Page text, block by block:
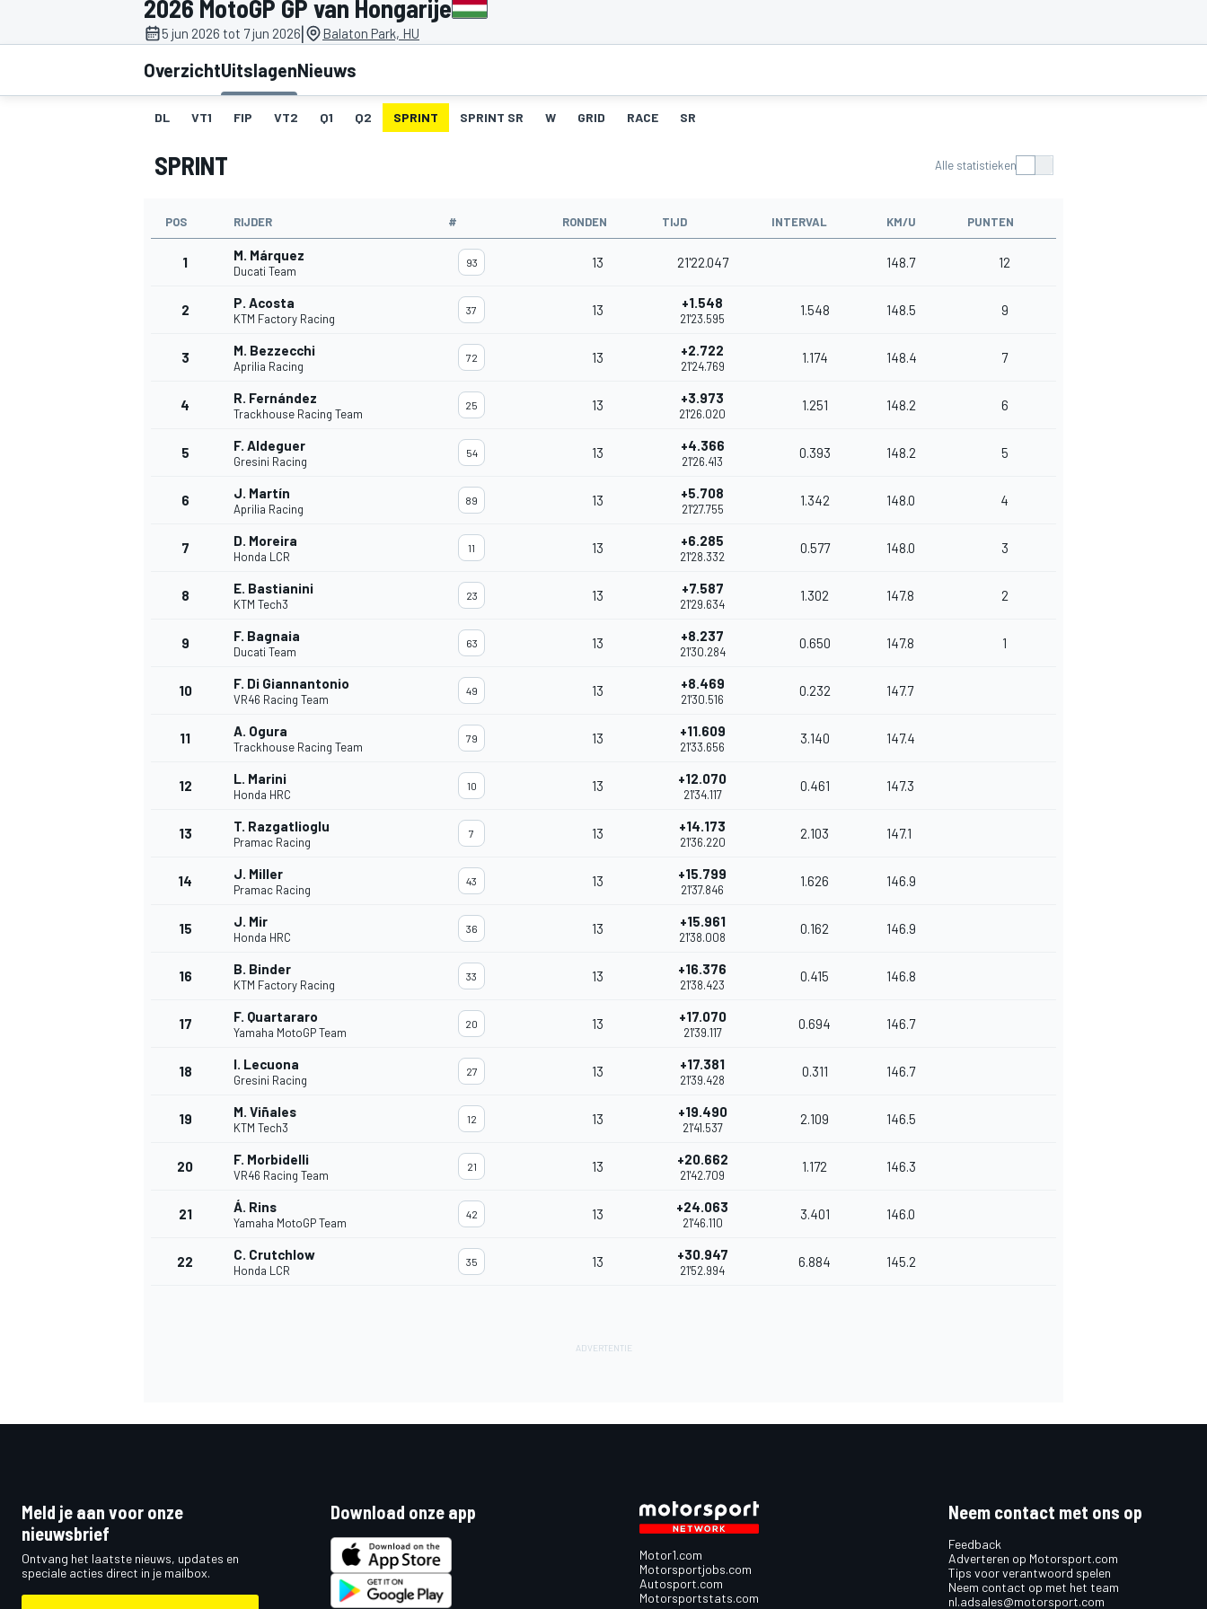
DTM
2026 MotoGP GP van Hongarije
5 jun 2026 tot 7 jun 2026| Balaton Park, HU
OverzichtUitslagenNieuws
DL VT1 FIP VT2 Q1 Q2 SPRINT SPRINT SR W GRID RACE SR
SPRINT Alle statistieken
POS RIJDER # RONDEN TIJD INTERVAL KM/U PUNTEN
1 M. Márquez
Ducati Team
93 13 21'22.047 148.7 12
2 P. Acosta
KTM Factory Racing
37 13 +1.548
21'23.595
1.548 148.5 9
3 M. Bezzecchi
Aprilia Racing
72 13 +2.722
21'24.769
1.174 148.4 7
4 R. Fernández
Trackhouse Racing Team
25 13 +3.973
21'26.020
1.251 148.2 6
5 F. Aldeguer
Gresini Racing
54 13 +4.366
21'26.413
0.393 148.2 5
6 J. Martín
Aprilia Racing
89 13 +5.708
21'27.755
1.342 148.0 4
7 D. Moreira
Honda LCR
11 13 +6.285
21'28.332
0.577 148.0 3
8 E. Bastianini
KTM Tech3
23 13 +7.587
21'29.634
1.302 147.8 2
9 F. Bagnaia
Ducati Team
63 13 +8.237
21'30.284
0.650 147.8 1
10 F. Di Giannantonio
VR46 Racing Team
49 13 +8.469
21'30.516
0.232 147.7
11 A. Ogura
Trackhouse Racing Team
79 13 +11.609
21'33.656
3.140 147.4
12 L. Marini
Honda HRC
10 13 +12.070
21'34.117
0.461 147.3
13 T. Razgatlioglu
Pramac Racing
7 13 +14.173
21'36.220
2.103 147.1
14 J. Miller
Pramac Racing
43 13 +15.799
21'37.846
1.626 146.9
15 J. Mir
Honda HRC
36 13 +15.961
21'38.008
0.162 146.9
16 B. Binder
KTM Factory Racing
33 13 +16.376
21'38.423
0.415 146.8
17 F. Quartararo
Yamaha MotoGP Team
20 13 +17.070
21'39.117
0.694 146.7
18 I. Lecuona
Gresini Racing
27 13 +17.381
21'39.428
0.311 146.7
19 M. Viñales
KTM Tech3
12 13 +19.490
21'41.537
2.109 146.5
20 F. Morbidelli
VR46 Racing Team
21 13 +20.662
21'42.709
1.172 146.3
21 Á. Rins
Yamaha MotoGP Team
42 13 +24.063
21'46.110
3.401 146.0
22 C. Crutchlow
Honda LCR
35 13 +30.947
21'52.994
6.884 145.2
Meld je aan voor onze
nieuwsbrief
Ontvang het laatste nieuws, updates en
speciale acties direct in je mailbox.
Download onze app
Motor1.com
Motorsportjobs.com
Autosport.com
Motorsportstats.com
Neem contact met ons op
Feedback
Adverteren op Motorsport.com
Tips voor verantwoord spelen
Neem contact op met het team
nl.adsales@motorsport.com